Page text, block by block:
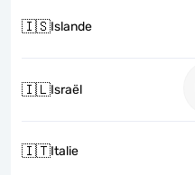
🇮🇸Islande
🇮🇱Israël
🇮🇹Italie